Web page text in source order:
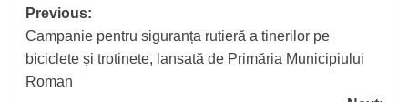
Post
navigation
Previous:
Campanie pentru siguranța rutieră a tinerilor pe
biciclete și trotinete, lansată de Primăria Municipiului
Roman